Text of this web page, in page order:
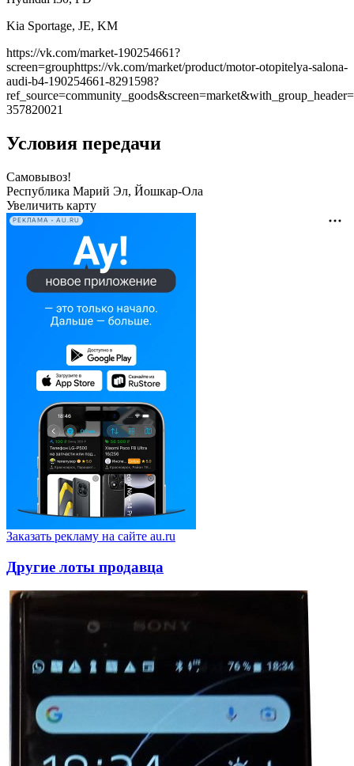
Kia Sportage, JE, KM
https://vk.com/market-190254661?
screen=grouphttps://vk.com/market/product/motor-otopitelya-salona-
audi-b4-190254661-8291598?
357820021
Условия передачи
Самовывоз!
Республика Марий Эл, Йошкар-Ола
Увеличить карту
РЕКЛАМА • AU.RU
Заказать рекламу на сайте au.ru
Другие лоты продавца